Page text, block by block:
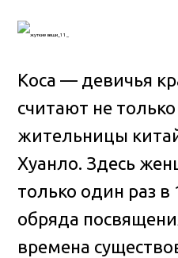
Коса — девичья
считают не
жительницы
Хуанло. Здесь
только один раз
обряда
времена